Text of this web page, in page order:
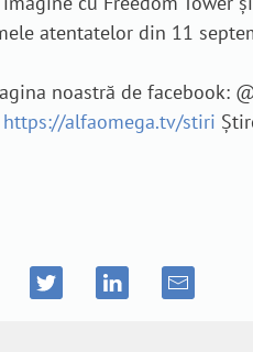
atentatelor din 11
noastră de facebook:
https://alfaomega.tv/stiri